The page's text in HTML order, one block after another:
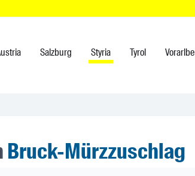
Salzburg Styria Tyrol
Bruck-Mürzzuschlag